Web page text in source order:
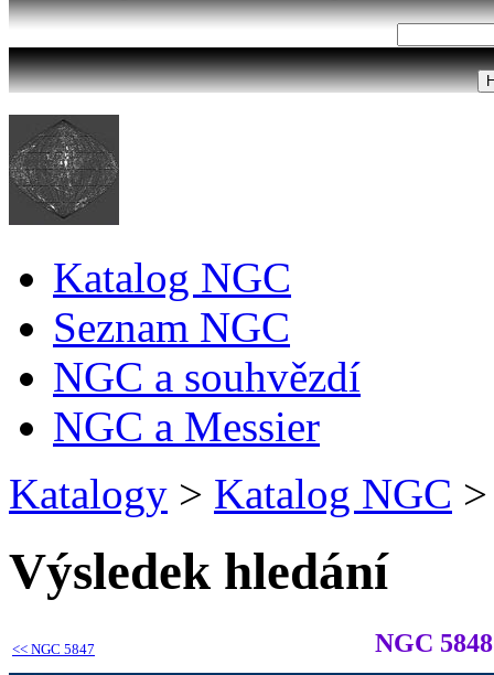
Katalog NGC
Seznam NGC
NGC a souhvězdí
NGC a Messier
Katalogy > Katalog NGC >
Výsledek hledání
<< NGC 5847 NGC 5848